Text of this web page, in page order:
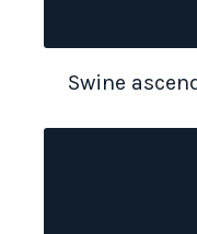
Swine